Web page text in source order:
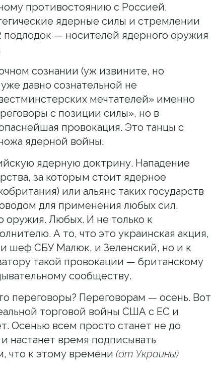
противостоянию с Россией,
ядерные силы и стремлении
подлодок — носителей ядерного оружия
сознании (уж извините, но
давно сознательной не
мечтателей» именно
с позиции силы», но в
провокация. Это танцы с
ядерной войны.
ядерную доктрину. Нападение
за которым стоит ядерное
или альянс таких государств
для применения любых сил,
оружия. Любых. И не только к
А то, что это украинская акция,
шеф СБУ Малюк, и Зеленский, но и к
такой провокации — британскому
сообществу.
переговоры? Переговорам — осень. Вот
торговой войны США с ЕС и
Осенью всем просто станет не до
настанет время подписывать
что к этому времени (от Украины)